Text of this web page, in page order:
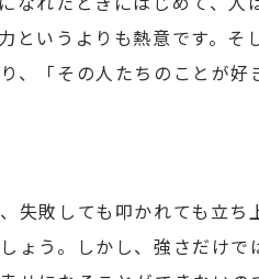
というよりも熱意です。そ
、「その人たちのことが好
失敗しても叩かれても立
ょう。しかし、強さだけ